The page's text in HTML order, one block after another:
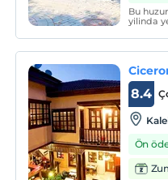
Bu
yilinda
oda
8.4
Ön